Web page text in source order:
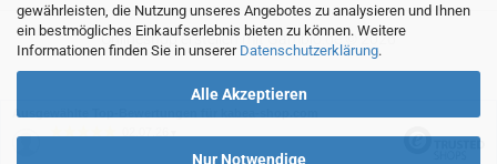
gewährleisten, die Nutzung unseres Angebotes zu analysieren und Ihnen
ein bestmögliches Einkaufserlebnis bieten zu können. Weitere
Informationen finden Sie in unserer Datenschutzerklärung.
Alle Akzeptieren
Nur Notwendige
Onlineshop erstellenmit Gambio.de © 2026
Ausgewählte Top-Bewertungen für kabea-shop.com